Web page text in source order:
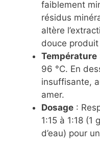
faiblement
résidus
altère
douce
Température
96 °C. En
insuffisante,
amer.
Dosage :
1:15 à 1:18 (1
d’eau) pour